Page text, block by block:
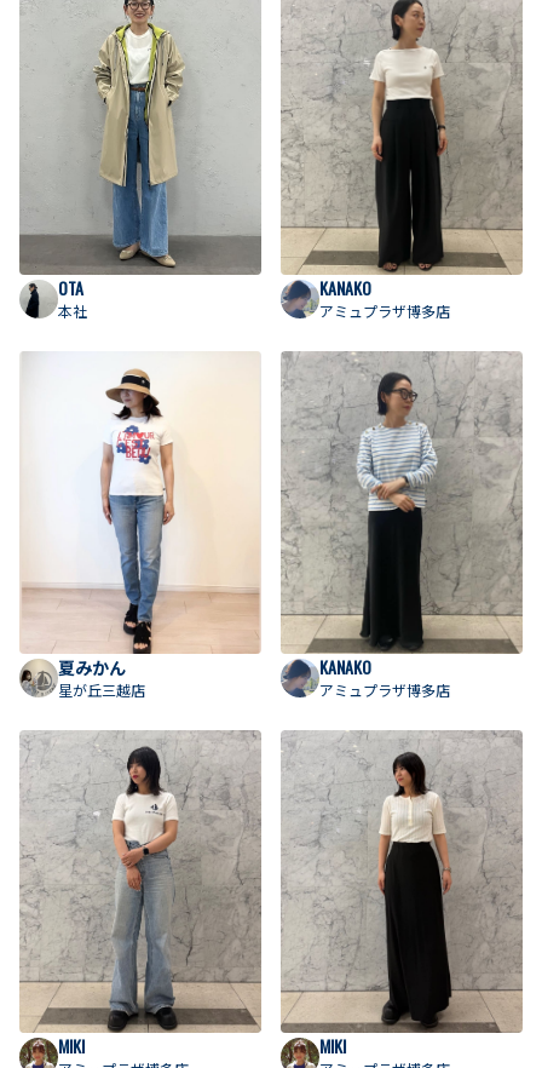
OTA
本社
KANAKO
アミュプラザ博多店
夏みかん
星が丘三越店
KANAKO
アミュプラザ博多店
MIKI MIKI